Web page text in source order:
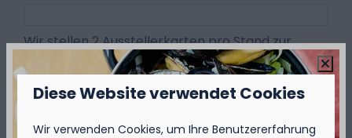
Wir stellen 2 Ausstellerkarten pro Stand zur
Ich möchte auf Kompas Camping
übernachten (im Falle eines "Ja" werdenOptional
Diese Website verwendet Cookies
Wir verwenden Cookies, um Ihre Benutzererfahrung